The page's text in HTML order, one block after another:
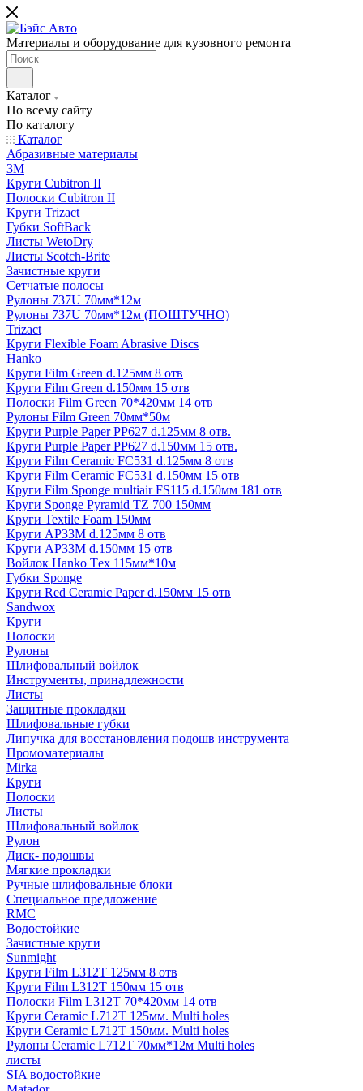
Материалы и оборудование для кузовного ремонта
Каталог
По всему сайту
По каталогу
Каталог
Абразивные материалы
3M
Круги Cubitron II
Полоски Cubitron II
Круги Trizact
Губки SoftBack
Листы WetoDry
Листы Scotch-Brite
Зачистные круги
Сетчатые полосы
Рулоны 737U 70мм*12м
Рулоны 737U 70мм*12м (ПОШТУЧНО)
Trizact
Круги Flexible Foam Abrasive Discs
Hanko
Круги Film Green d.125мм 8 отв
Круги Film Green d.150мм 15 отв
Полоски Film Green 70*420мм 14 отв
Рулоны Film Green 70мм*50м
Круги Purple Paper PP627 d.125мм 8 отв.
Круги Purple Paper PP627 d.150мм 15 отв.
Круги Film Ceramic FC531 d.125мм 8 отв
Круги Film Ceramic FC531 d.150мм 15 отв
Круги Film Sponge multiair FS115 d.150мм 181 отв
Круги Sponge Pyramid TZ 700 150мм
Круги Textile Foam 150мм
Круги AP33M d.125мм 8 отв
Круги AP33M d.150мм 15 отв
Войлок Hanko Tех 115мм*10м
Губки Sponge
Круги Red Ceramic Paper d.150мм 15 отв
Sandwox
Круги
Полоски
Рулоны
Шлифовальный войлок
Инструменты, принадлежности
Листы
Защитные прокладки
Шлифовальные губки
Липучка для восстановления подошв инструмента
Промоматериалы
Mirka
Круги
Полоски
Листы
Шлифовальный войлок
Рулон
Диск- подошвы
Мягкие прокладки
Ручные шлифовальные блоки
Специальное предложение
RMC
Водостойкие
Зачистные круги
Sunmight
Круги Film L312T 125мм 8 отв
Круги Film L312T 150мм 15 отв
Полоски Film L312T 70*420мм 14 отв
Круги Ceramic L712T 125мм. Multi holes
Круги Ceramic L712T 150мм. Multi holes
Рулоны Ceramic L712T 70мм*12м Multi holes
листы
SIA водостойкие